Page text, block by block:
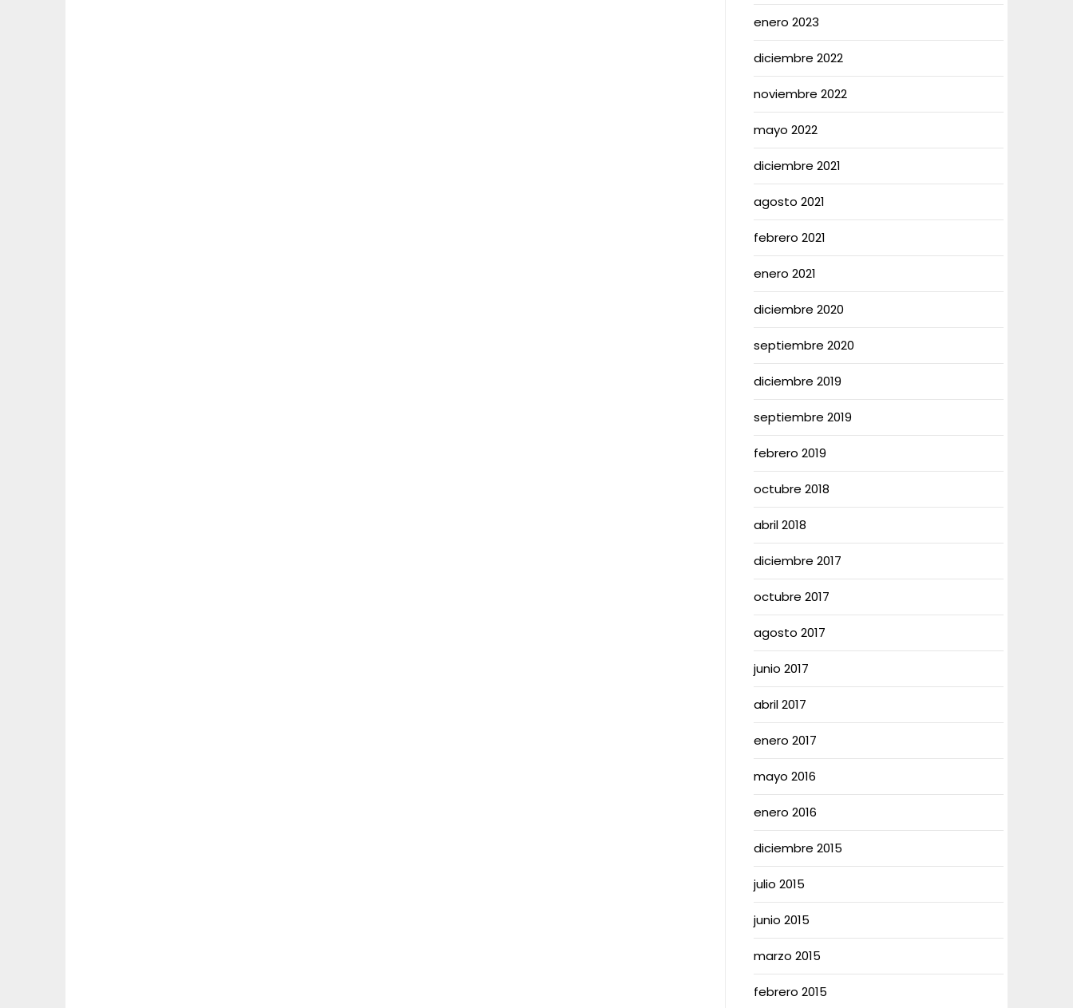
enero 2023
diciembre 2022
noviembre 2022
mayo 2022
diciembre 2021
agosto 2021
febrero 2021
enero 2021
diciembre 2020
septiembre 2020
diciembre 2019
septiembre 2019
febrero 2019
octubre 2018
abril 2018
diciembre 2017
octubre 2017
agosto 2017
junio 2017
abril 2017
enero 2017
mayo 2016
enero 2016
diciembre 2015
julio 2015
junio 2015
marzo 2015
febrero 2015